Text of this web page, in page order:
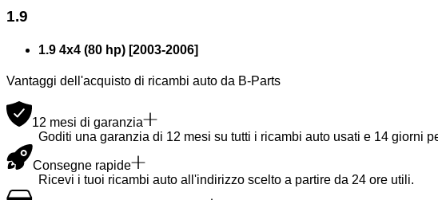
1.9
1.9 4x4 (80 hp) [2003-2006]
Vantaggi dell'acquisto di ricambi auto da B-Parts
12 mesi di garanzia
Goditi una garanzia di 12 mesi su tutti i ricambi auto usati e 14 giorni
Consegne rapide
Ricevi i tuoi ricambi auto all'indirizzo scelto a partire da 24 ore utili.